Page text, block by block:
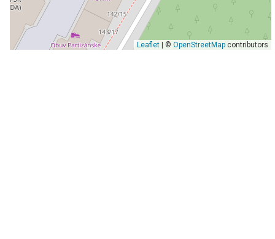
Leaflet| © OpenStreetMapcontributors